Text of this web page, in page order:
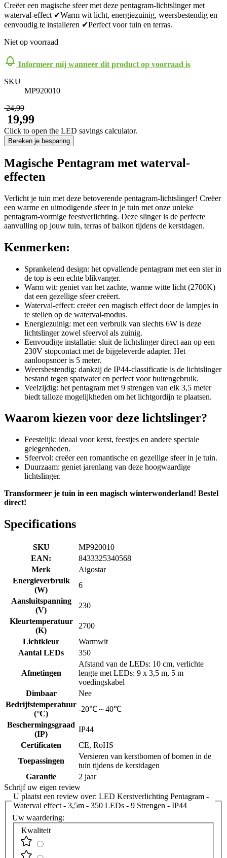
Creëer een magische sfeer met deze pentagram-lichtslinger met
waterval-effect ✔Warm wit licht, energiezuinig, weersbestendig en
eenvoudig te installeren ✔Perfect voor tuin en terras.
Niet op voorraad
Informeer mij wanneer dit product op voorraad is
SKU
MP920010
​ 24,99
​ 19,99
Click to open the LED savings calculator.
Bereken je besparing
Magische Pentagram met waterval-
effecten
Verlicht je tuin met deze betoverende pentagram-lichtslinger! Creëer
een warme en uitnodigende sfeer in je tuin met onze unieke
pentagram-vormige feestverlichting. Deze slinger is de perfecte
aanvulling op jouw tuin, terras of balkon tijdens de kerstdagen.
Kenmerken:
Sprankelend design: het opvallende pentagram met een ster in
de top is een echte blikvanger.
Warm wit: geniet van het zachte, warme witte licht (2700K)
dat een gezellige sfeer creëert.
Waterval-effect: creëer een magisch effect door de lampjes in
te stellen op de waterval-modus.
Energiezuinig: met een verbruik van slechts 6W is deze
lichtslinger zowel sfeervol als zuinig.
Eenvoudige installatie: sluit de lichtslinger direct aan op een
230V stopcontact met de bijgeleverde adapter. Het
aanloopsnoer is 5 meter.
Weersbestendig: dankzij de IP44-classificatie is de lichtslinger
bestand tegen spatwater en perfect voor buitengebruik.
Veelzijdig: het pentagram met 9 strengen van elk 3,5 meter
biedt talloze mogelijkheden om het lichtgordijn te plaatsen.
Waarom kiezen voor deze lichtslinger?
Feestelijk: ideaal voor kerst, feestjes en andere speciale
gelegenheden.
Sfeervol: creëer een romantische en gezellige sfeer in je tuin.
Duurzaam: geniet jarenlang van deze hoogwaardige
lichtslinger.
Transformeer je tuin in een magisch winterwonderland! Bestel
direct!
Specifications
SKU
MP920010
EAN:
8433325340568
Merk
Aigostar
Energieverbruik
(W)
6
Aansluitspanning
(V)
230
Kleurtemperatuur
(K)
2700
Lichtkleur
Warmwit
Aantal LEDs
350
Afmetingen
Afstand van de LEDs: 10 cm, verlichte
lengte met LEDs: 9 x 3,5 m, 5 m
voedingskabel
Dimbaar
Nee
Bedrijfstemperatuur
(°C)
-20℃～40℃
Beschermingsgraad
(IP)
IP44
Certificaten
CE, RoHS
Toepassingen
Versieren van kerstbomen of bomen in de
tuin tijdens de kerstdagen
Garantie
2 jaar
Schrijf uw eigen review
U plaatst een review over: LED Kerstverlichting Pentagram -
Waterval effect - 3,5m - 350 LEDs - 9 Strengen - IP44
Uw waardering:
Kwaliteit